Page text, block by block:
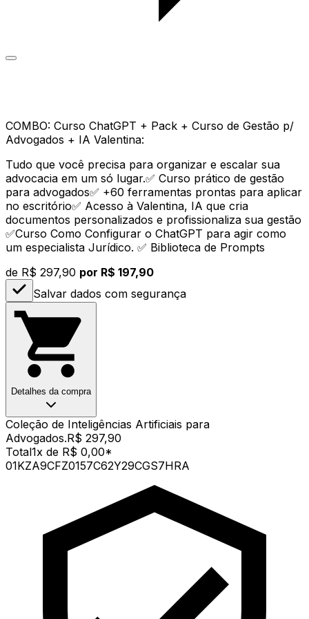
COMBO: Curso ChatGPT + Pack + Curso de Gestão p/
Advogados + IA Valentina:
Tudo que você precisa para organizar e escalar sua
advocacia em um só lugar.✅ Curso prático de gestão
para advogados✅ +60 ferramentas prontas para aplicar
no escritório✅ Acesso à Valentina, IA que cria
documentos personalizados e profissionaliza sua gestão
✅Curso Como Configurar o ChatGPT para agir como
um especialista Jurídico. ✅ Biblioteca de Prompts
de R$ 297,90 por R$ 197,90
Salvar dados com segurança
Detalhes da compra
Coleção de Inteligências Artificiais para
Advogados.R$ 297,90
Total1x de R$ 0,00*
01KZA9CFZ0157C62Y29CGS7HRA